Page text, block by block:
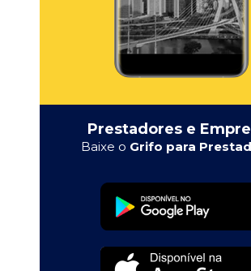
Prestadores e
Baixe o Grifo para